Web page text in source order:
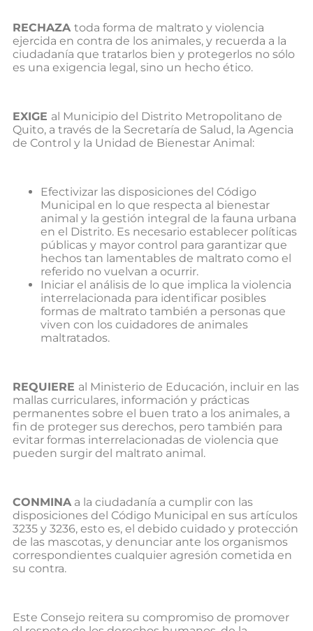
RECHAZA toda forma de maltrato y violencia
ejercida en contra de los animales, y recuerda a la
ciudadanía que tratarlos bien y protegerlos no sólo
es una exigencia legal, sino un hecho ético.
EXIGE al Municipio del Distrito Metropolitano de
Quito, a través de la Secretaría de Salud, la Agencia
de Control y la Unidad de Bienestar Animal:
Efectivizar las disposiciones del Código
Municipal en lo que respecta al bienestar
animal y la gestión integral de la fauna urbana
en el Distrito. Es necesario establecer políticas
públicas y mayor control para garantizar que
hechos tan lamentables de maltrato como el
referido no vuelvan a ocurrir.
Iniciar el análisis de lo que implica la violencia
interrelacionada para identificar posibles
formas de maltrato también a personas que
viven con los cuidadores de animales
maltratados.
REQUIERE al Ministerio de Educación, incluir en las
mallas curriculares, información y prácticas
permanentes sobre el buen trato a los animales, a
fin de proteger sus derechos, pero también para
evitar formas interrelacionadas de violencia que
pueden surgir del maltrato animal.
CONMINAa la ciudadanía a cumplir con las
disposiciones del Código Municipal en sus artículos
3235 y 3236, esto es, el debido cuidado y protección
de las mascotas, y denunciar ante los organismos
correspondientes cualquier agresión cometida en
su contra.
Este Consejo reitera su compromiso de promover